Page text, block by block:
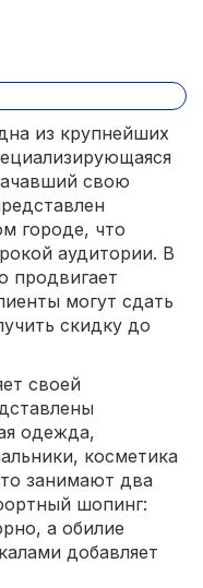
из крупнейших
свою
городе, что
аудитории. В
продвигает
могут сдать
скидку до
своей
одежда,
косметика
занимают два
шопинг:
а обилие
добавляет